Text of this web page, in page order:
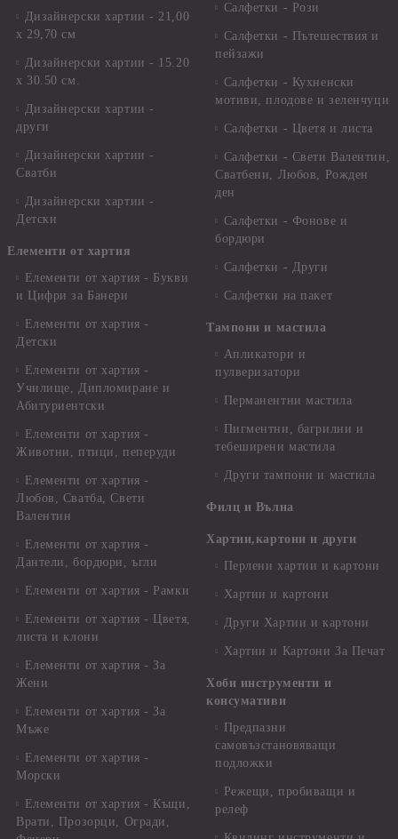
Дизайнерски хартии - 21,00
х 29,70 см
Дизайнерски хартии - 15.20
x 30.50 см.
Дизайнерски хартии -
други
Дизайнерски хартии -
Сватби
Дизайнерски хартии -
Детски
Елементи от хартия
Елементи от хартия - Букви
и Цифри за Банери
Елементи от хартия -
Детски
Елементи от хартия -
Училище, Дипломиране и
Абитуриентски
Елементи от хартия -
Животни, птици, пеперуди
Елементи от хартия -
Любов, Сватба, Свети
Валентин
Елементи от хартия -
Дантели, бордюри, ъгли
Елементи от хартия - Рамки
Елементи от хартия - Цветя,
листа и клони
Елементи от хартия - За
Жени
Елементи от хартия - За
Мъже
Елементи от хартия -
Морски
Елементи от хартия - Къщи,
Врати, Прозорци, Огради,
Салфетки - Рози
Салфетки - Пътешествия и
пейзажи
Салфетки - Кухненски
мотиви, плодове и зеленчуци
Салфетки - Цветя и листа
Салфетки - Свети Валентин,
Сватбени, Любов, Рожден
ден
Салфетки - Фонове и
бордюри
Салфетки - Други
Салфетки на пакет
Тампони и мастила
Апликатори и
пулверизатори
Перманентни мастила
Пигментни, багрилни и
тебеширени мастила
Други тампони и мастила
Филц и Вълна
Хартии,картони и други
Перлени хартии и картони
Хартии и картони
Други Хартии и картони
Хартии и Картони За Печат
Хоби инструменти и
консумативи
Предпазни
самовъзстановяващи
подложки
Режещи, пробиващи и
релеф